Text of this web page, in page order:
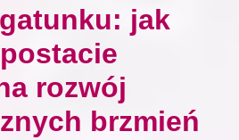
jak
rozwój
brzmień